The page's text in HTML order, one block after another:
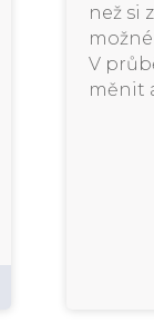
než si
V
měnit